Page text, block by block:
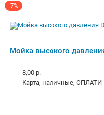
-7%
Мойка высокого
8,00 р.
карта, наличные, ОПЛАТИ